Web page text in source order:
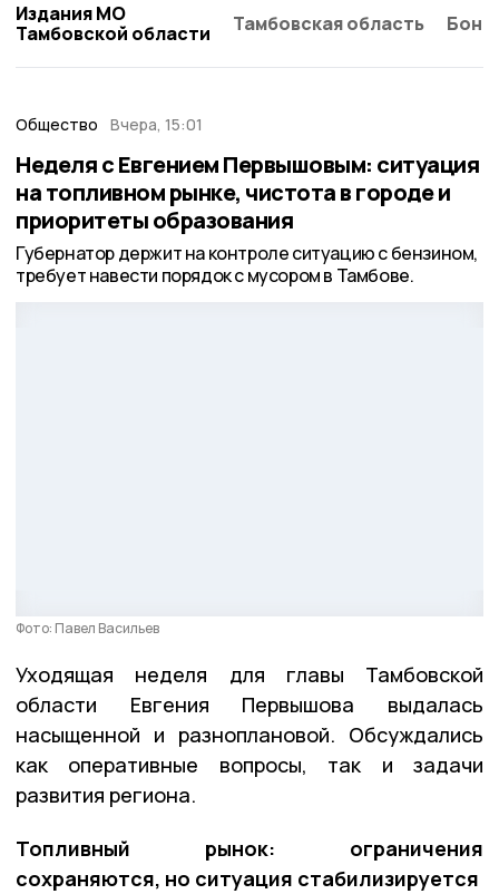
Издания МО
Тамбовской области
Тамбовская область
Общество Вчера, 15:01
Неделя с Евгением Первышовым: ситуация
на топливном рынке, чистота в городе и
приоритеты образования
Губернатор держит на контроле ситуацию с бензином,
требует навести порядок с мусором в Тамбове.
Фото: Павел Васильев
Уходящая неделя для главы Тамбовской
области Евгения Первышова выдалась
насыщенной и разноплановой. Обсуждались
как оперативные вопросы, так и задачи
развития региона.
Топливный рынок: ограничения
сохраняются, но ситуация стабилизируется